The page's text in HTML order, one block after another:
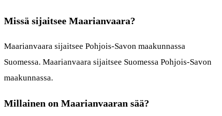
Missä sijaitsee Maarianvaara?
Maarianvaara sijaitsee Pohjois-Savon maakunnassa
Suomessa. Maarianvaara sijaitsee Suomessa Pohjois-Savon
maakunnassa.
Millainen on Maarianvaaran sää?